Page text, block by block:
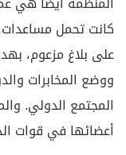
على بلاغ مزعوم،
ووضع المخابرات
المجتمع الدولي.
أعضائها في قوات